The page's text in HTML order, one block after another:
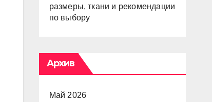
размеры, ткани и рекомендации
по выбору
Архив
Май 2026